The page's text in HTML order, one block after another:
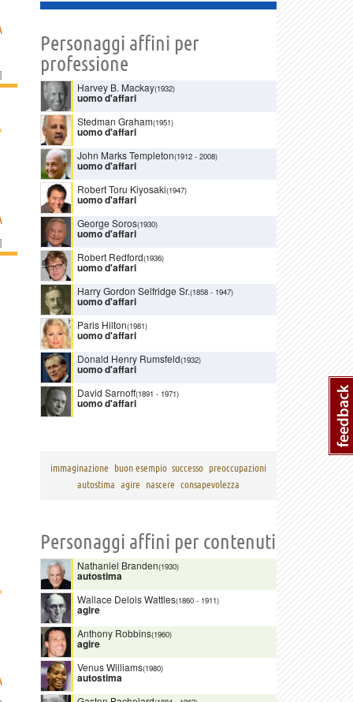
]
]
Personaggi affini per
professione
Harvey B. Mackay(1932)
uomo d'affari
Stedman Graham(1951)
uomo d'affari
John Marks Templeton(1912 - 2008)
uomo d'affari
Robert Toru Kiyosaki(1947)
uomo d'affari
George Soros(1930)
uomo d'affari
Robert Redford(1936)
uomo d'affari
Harry Gordon Selfridge Sr.(1858 - 1947)
uomo d'affari
Paris Hilton(1981)
uomo d'affari
Donald Henry Rumsfeld(1932)
uomo d'affari
David Sarnoff(1891 - 1971)
uomo d'affari
immaginazione buon esempio successo preoccupazioni
autostima agire nascere consapevolezza
Personaggi affini per contenuti
Nathaniel Branden(1930)
autostima
Wallace Delois Wattles(1860 - 1911)
agire
Anthony Robbins(1960)
agire
Venus Williams(1980)
autostima